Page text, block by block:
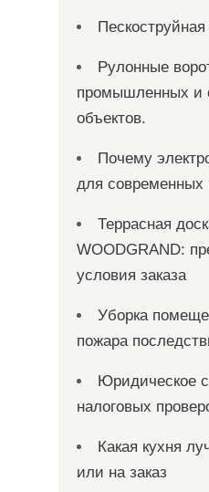
Рулонные
промышленных и
объектов.
Почему
для современных
Террасная
WOODGRAND:
условия заказа
Уборка
пожара
Юридическое
налоговых
Какая кухня
или на заказ